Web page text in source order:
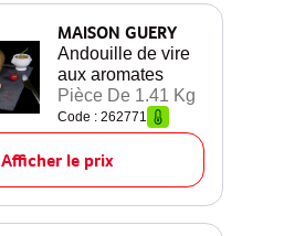
MAISON GUERY
Andouille de vire
aux aromates
Pièce De 1.41 Kg
Code : 262771
Afficher le prix